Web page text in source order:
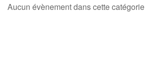
Aucun évènement dans cette catégorie